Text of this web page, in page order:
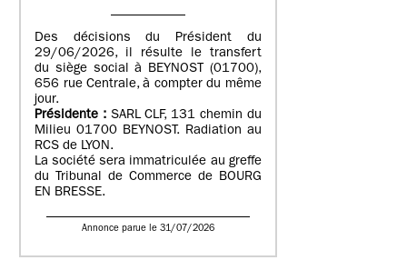
Des décisions du Président du
29/06/2026, il résulte le transfert
du siège social à BEYNOST (01700),
656 rue Centrale, à compter du même
jour.
Présidente :SARL CLF, 131 chemin du
Milieu 01700 BEYNOST. Radiation au
RCS de LYON.
La société sera immatriculée au greffe
du Tribunal de Commerce de BOURG
EN BRESSE.
Annonce parue le 31/07/2026